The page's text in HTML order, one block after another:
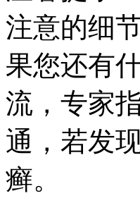
注意的细
果您还有
流，专家
通，若发
癣。